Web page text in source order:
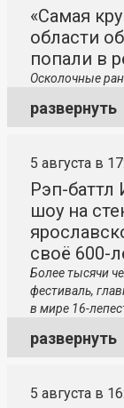
«Самая
области
попали в
Осколочные
развернуть
5 августа в
Рэп-баттл
шоу на
своё 600-
Более тысячи
фестиваль,
в мире 16-
развернуть
5 августа в